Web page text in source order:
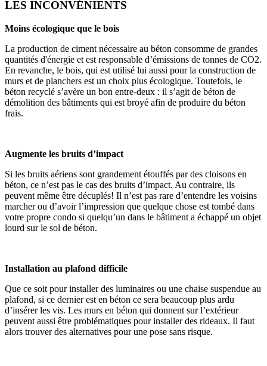
LES INCONVÉNIENTS
Moins écologique que le bois
La production de ciment nécessaire au béton consomme de grandes
quantités d'énergie et est responsable d’émissions de tonnes de CO2.
En revanche, le bois, qui est utilisé lui aussi pour la construction de
murs et de planchers est un choix plus écologique. Toutefois, le
béton recyclé s’avère un bon entre-deux : il s’agit de béton de
démolition des bâtiments qui est broyé afin de produire du béton
frais.
Augmente les bruits d’impact
Si les bruits aériens sont grandement étouffés par des cloisons en
béton, ce n’est pas le cas des bruits d’impact. Au contraire, ils
peuvent même être décuplés! Il n’est pas rare d’entendre les voisins
marcher ou d’avoir l’impression que quelque chose est tombé dans
votre propre condo si quelqu’un dans le bâtiment a échappé un objet
lourd sur le sol de béton.
Installation au plafond difficile
Que ce soit pour installer des luminaires ou une chaise suspendue au
plafond, si ce dernier est en béton ce sera beaucoup plus ardu
d’insérer les vis. Les murs en béton qui donnent sur l’extérieur
peuvent aussi être problématiques pour installer des rideaux. Il faut
alors trouver des alternatives pour une pose sans risque.